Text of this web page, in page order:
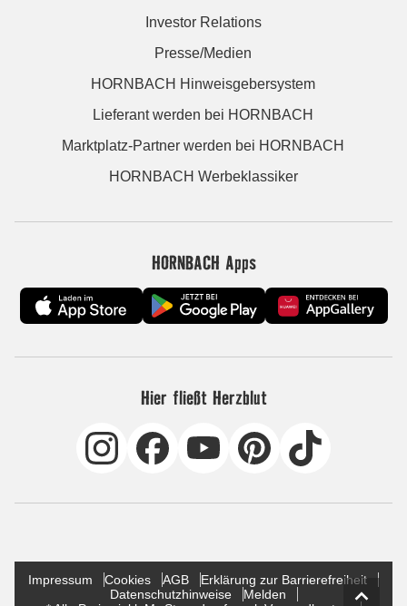
Investor Relations
Presse/Medien
HORNBACH Hinweisgebersystem
Lieferant werden bei HORNBACH
Marktplatz-Partner werden bei HORNBACH
HORNBACH Werbeklassiker
HORNBACH Apps
Hier fließt Herzblut
Impressum Cookies AGB
Erklärung zur Barrierefreiheit
Datenschutzhinweise
Melden